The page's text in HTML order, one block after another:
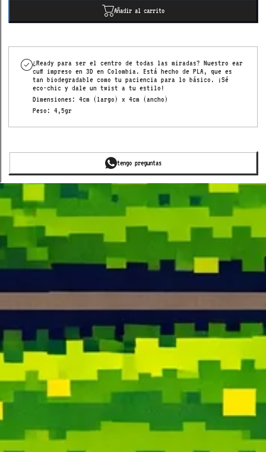
Añadir al carrito
¿Ready para ser el centro de todas las miradas? Nuestro ear
cuff impreso en 3D en Colombia. Está hecho de PLA, que es
tan biodegradable como tu paciencia para lo básico. ¡Sé
eco-chic y dale un twist a tu estilo!
Dimensiones: 4cm (largo) x 4cm (ancho)
Peso: 4,5gr
tengo preguntas